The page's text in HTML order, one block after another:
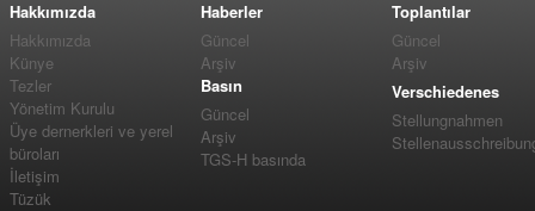
Hakkımızda
Hakkımızda
Künye
Tezler
Yönetim Kurulu
Üye dernerkleri ve yerel
büroları
İletişim
Tüzük
Haberler
Güncel
Arşiv
Basın
Güncel
Arşiv
TGS-H basında
Toplantılar
Güncel
Arşiv
Verschiedenes
Stellungnahmen